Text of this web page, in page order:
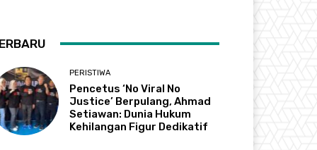
PERISTIWA
Pencetus ‘No Viral No
Justice’ Berpulang, Ahmad
Setiawan: Dunia Hukum
Kehilangan Figur Dedikatif